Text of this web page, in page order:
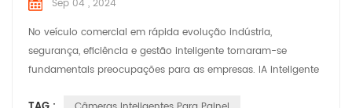
Sep 04 , 2024
No veículo comercial em rápida evolução indústria,
segurança, eficiência e gestão inteligente tornaram-se
fundamentais preocupações para as empresas. IA inteligente